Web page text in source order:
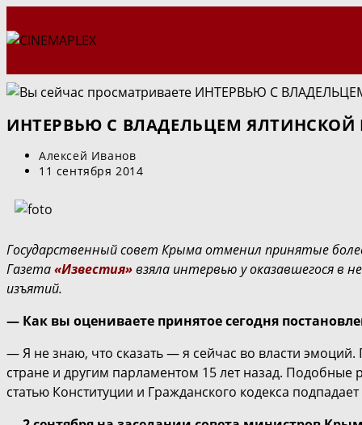
к
ИНТЕРВЬЮ С ВЛАДЕЛЬЦЕМ
Автор
записи:
Алексей Иванов
Запись
11 сентября 2014
Государственный совет Крыма отменил принятые
Газета«Известия»взяла интервью у оказавшегося в
изъятий.
— Как вы оцениваете принятое сегодня
— Я не знаю, что сказать — я сейчас во власти
стране и другим парламентом 15 лет назад. Подобные
статью Конституции и Гражданского кодекса